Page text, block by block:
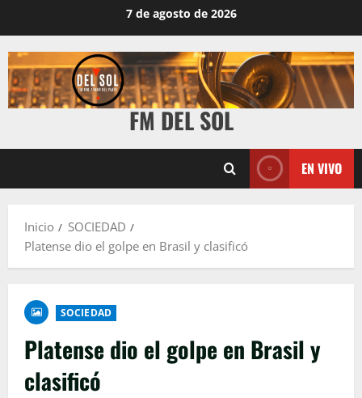
7 de agosto de 2026
FM DEL SOL
EN VIVO
Inicio
SOCIEDAD
Platense dio el golpe en Brasil y clasificó
SOCIEDAD
Platense dio el golpe en Brasil y
clasificó